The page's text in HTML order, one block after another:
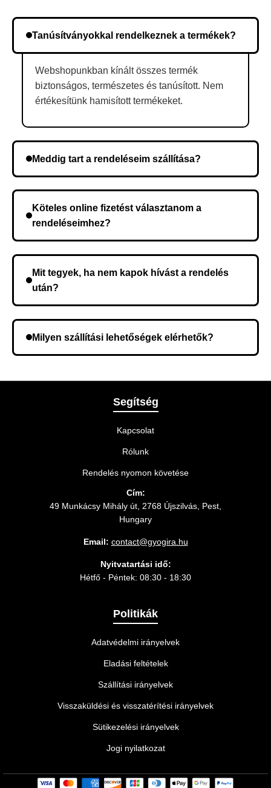
Tanúsítványokkal rendelkeznek a termékek?
Webshopunkban kínált összes termék
biztonságos, természetes és tanúsított. Nem
értékesítünk hamisított termékeket.
Meddig tart a rendeléseim szállítása?
kerül, és ez az időtartam függ a szállítási címtől.
Köteles online fizetést választanom a
rendeléseimhez?
Mit tegyek, ha nem kapok hívást a rendelés
után?
meg a rendelést.
Milyen szállítási lehetőségek elérhetők?
legmegfelelőbb szállítási módot.
Segítség
Kapcsolat
Rólunk
Rendelés nyomon követése
Cím:
49 Munkácsy Mihály út, 2768 Újszilvás, Pest,
Hungary
Email: contact@gyogira.hu
Nyitvatartási idő:
Hétfő - Péntek: 08:30 - 18:30
Politikák
Adatvédelmi irányelvek
Eladási feltételek
Szállítási irányelvek
Visszaküldési és visszatérítési irányelvek
Sütikezelési irányelvek
Jogi nyilatkozat